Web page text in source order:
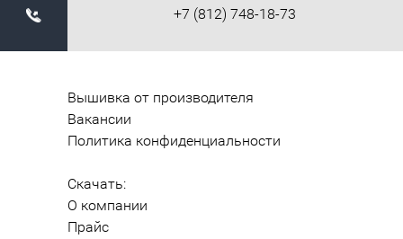
+7 (812) 748-18-73
Вышивка от производителя
Вакансии
Политика конфиденциальности
Скачать:
О компании
Прайс